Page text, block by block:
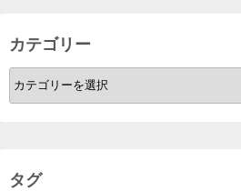
カテゴリー
カ
テ
ー
タグ